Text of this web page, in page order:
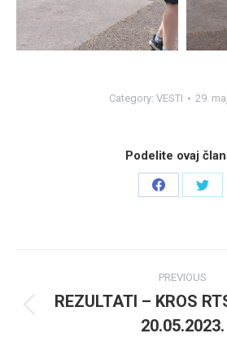
Category: VESTI 29.
Podelite ovaj
Share
Share
navigation
PREVIOUS
post:
REZULTATI – KROS
20.05.2023.